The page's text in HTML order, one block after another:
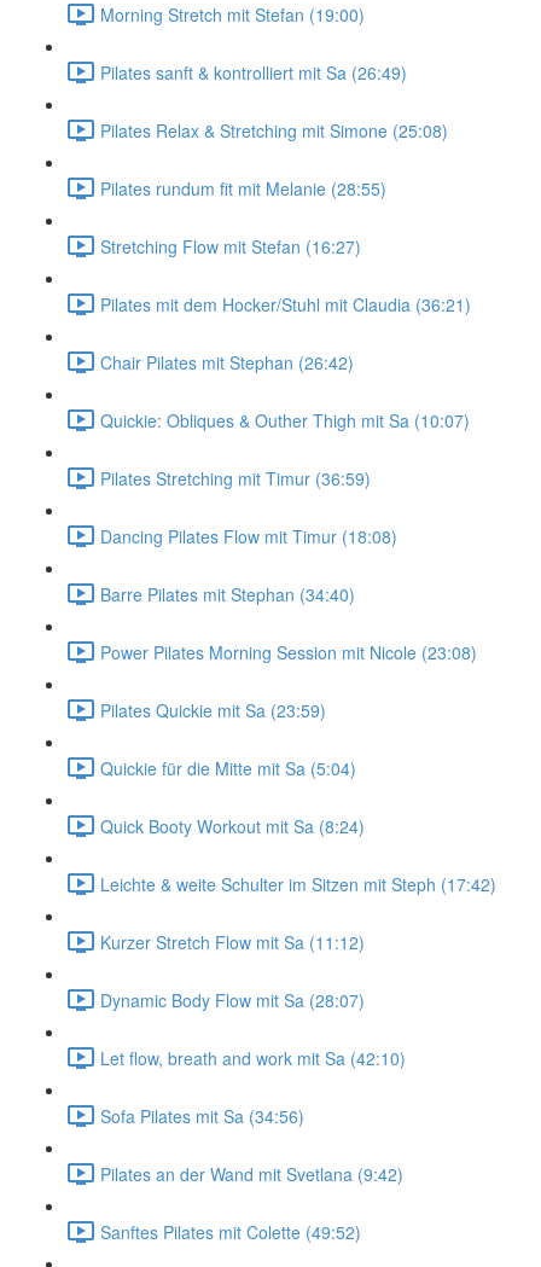
Morning Stretch mit Stefan (19:00)
Pilates sanft & kontrolliert mit Sa (26:49)
Pilates Relax & Stretching mit Simone (25:08)
Pilates rundum fit mit Melanie (28:55)
Stretching Flow mit Stefan (16:27)
Pilates mit dem Hocker/Stuhl mit Claudia (36:21)
Chair Pilates mit Stephan (26:42)
Quickie: Obliques & Outher Thigh mit Sa (10:07)
Pilates Stretching mit Timur (36:59)
Dancing Pilates Flow mit Timur (18:08)
Barre Pilates mit Stephan (34:40)
Power Pilates Morning Session mit Nicole (23:08)
Pilates Quickie mit Sa (23:59)
Quickie für die Mitte mit Sa (5:04)
Quick Booty Workout mit Sa (8:24)
Leichte & weite Schulter im Sitzen mit Steph (17:42)
Kurzer Stretch Flow mit Sa (11:12)
Dynamic Body Flow mit Sa (28:07)
Let flow, breath and work mit Sa (42:10)
Sofa Pilates mit Sa (34:56)
Pilates an der Wand mit Svetlana (9:42)
Sanftes Pilates mit Colette (49:52)